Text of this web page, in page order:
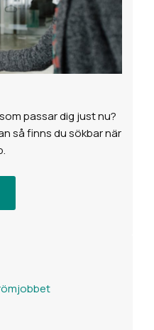
passar dig just nu?
så finns du sökbar när